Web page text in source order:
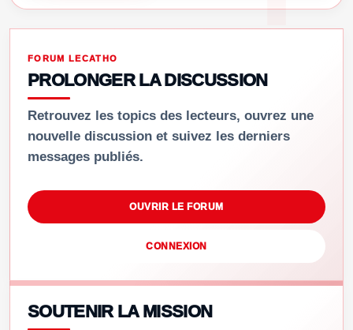
FORUM LECATHO
PROLONGER LA DISCUSSION
Retrouvez les topics des lecteurs, ouvrez une
nouvelle discussion et suivez les derniers
messages publiés.
OUVRIR LE FORUM
CONNEXION
SOUTENIR LA MISSION